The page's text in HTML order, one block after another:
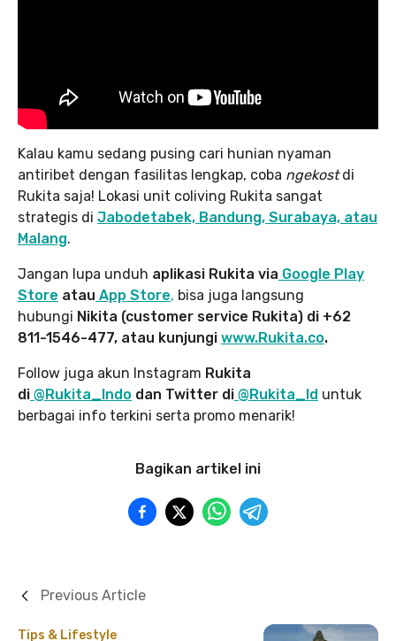
Kalau kamu sedang pusing cari hunian nyaman
antiribet dengan fasilitas lengkap, coba ngekostdi
Rukita saja! Lokasi unit coliving Rukita sangat
strategis di Jabodetabek, Bandung, Surabaya, atau
Malang.
Jangan lupa unduh aplikasi Rukita via Google Play
Store atau App Store, bisa juga langsung
hubungi Nikita (customer service Rukita) di +62
811-1546-477, atau kunjungi www.Rukita.co.
Follow juga akun Instagram Rukita
di @Rukita_Indo dan Twitter di @Rukita_Id untuk
berbagai info terkini serta promo menarik!
Bagikan artikel ini
Tips & Lifestyle
Previous Article